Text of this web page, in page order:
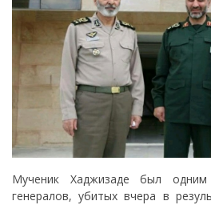
Мученик Хаджизаде был
генералов, убитых вчера в